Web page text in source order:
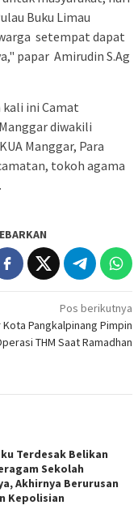
Buku Limau
setempat dapat
papar Amirudin S.Ag
ini Camat
diwakili
Manggar, Para
tokoh agama
Pos berikutnya
Kota Pangkalpinang Pimpin
THM Saat Ramadhan
Terdesak Belikan
Sekolah
Akhirnya Berurusan
Kepolisian